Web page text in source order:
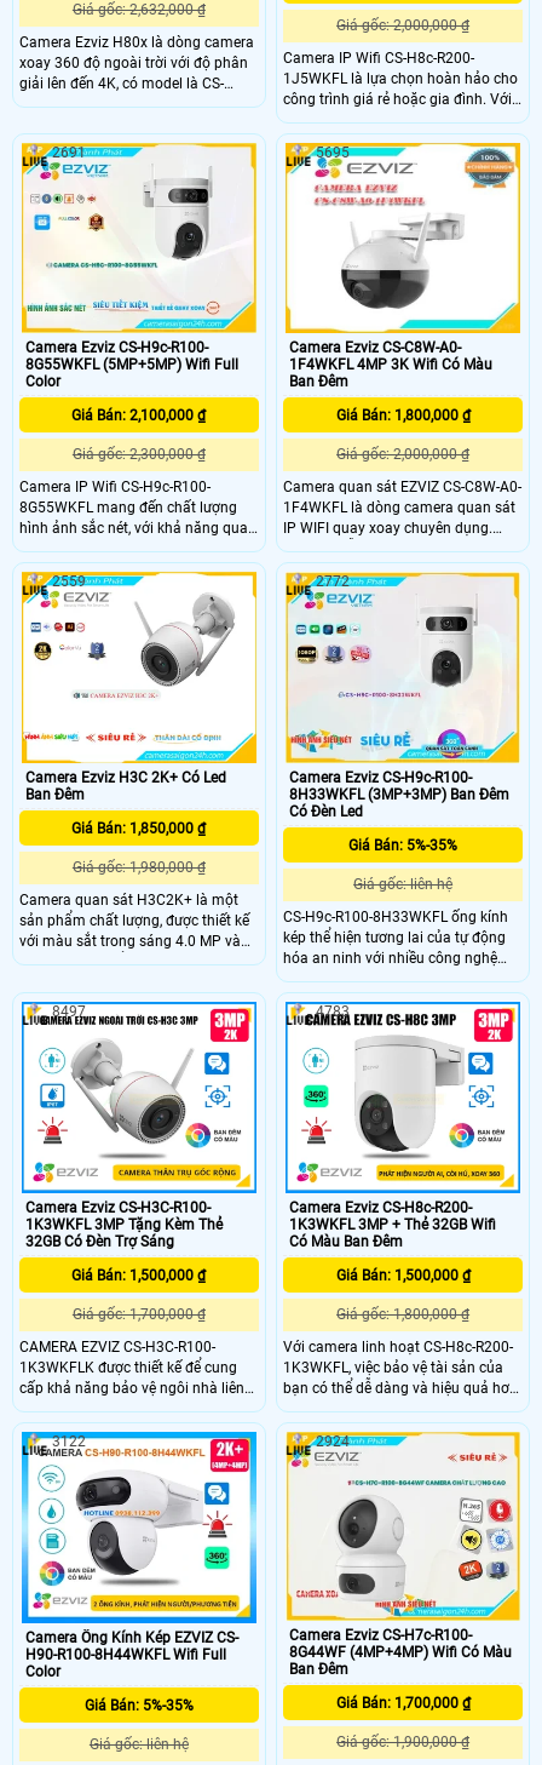
Giá gốc: 2,632,000 ₫
Camera Ezviz H80x là dòng camera
xoay 360 độ ngoài trời với độ phân
giải lên đến 4K, có model là CS-
H80x-R100-8G82WKFL. Được thiết
trong điều kiện ánh sáng cực yếu
hoặc tối hoàn toàn. Với khả năng
quay đêm siêu nhạy sáng và khẩu
độ F1
Giá gốc: 2,000,000 ₫
Camera IP Wifi CS-H8c-R200-
1J5WKFL là lựa chọn hoàn hảo cho
công trình giá rẻ hoặc gia đình. Với
độ phân giải sắc nét lên đến 5.0
megapixel, bạn sẽ có cơ hội quan
sát mọi chi tiết một cách rõ ràng.
Đặc biệt, tính năng Full Color cho
phép xem ban đêm như ban ngày
trong khoảng cách 20m, tiết kiệm và
thuận tiện hơn
Camera Ezviz CS-H9c-R100-
8G55WKFL (5MP+5MP) Wifi Full
Color
Giá Bán: 2,100,000 ₫
Giá gốc: 2,300,000 ₫
Camera IP Wifi CS-H9c-R100-
8G55WKFL mang đến chất lượng
hình ảnh sắc nét, với khả năng quan
sát ban đêm full color tới 30m,
giống như ban ngày.Sử dụng công
nghệ IP Wifi, không ảnh hưởng đến
chất lượng hình ảnh. Trang bị cân
bằng ánh sáng BLC, giúp cho hình
ảnh luôn sáng rõ dù ở bất kỳ điều
2691
Camera Ezviz CS-C8W-A0-
1F4WKFL 4MP 3K Wifi Có Màu
Ban Đêm
Giá Bán: 1,800,000 ₫
Giá gốc: 2,000,000 ₫
Camera quan sát EZVIZ CS-C8W-A0-
1F4WKFL là dòng camera quan sát
IP WIFI quay xoay chuyên dụng.
Camera hỗ trợ dộ phâm giải 4.0
Megapixel(2K+). Camera hỗ trợ
giám sát an ninh có màu ban đêm
24/24 đem lại tầm nhìn rõ ràng
5695
Camera Ezviz H3C 2K+ Có Led
Ban Đêm
Giá Bán: 1,850,000 ₫
Giá gốc: 1,980,000 ₫
Camera quan sát H3C2K+ là một
sản phẩm chất lượng, được thiết kế
với màu sắt trong sáng 4.0 MP và
có khả năng hiển thị màu sắc ban
Với khả năng chiếu sáng như ban
ngày, camera này rất phù hợp để lắp
đặt trong nhà xưởng
2559
Camera Ezviz CS-H9c-R100-
8H33WKFL (3MP+3MP) Ban Đêm
Có Đèn Led
Giá Bán: 5%-35%
Giá gốc: liên hệ
CS-H9c-R100-8H33WKFL ống kính
kép thể hiện tương lai của tự động
hóa an ninh với nhiều công nghệ
độc đáo. Hai camera của CS-H9c-
R100-8H33WKFL hoạt động liên kết
với nhau để bảo vệ các khu vực rộng
lớn, và đạt được hiệu quả tương
đương với hệ thống nhiều camera.
2772
Camera Ezviz CS-H3C-R100-
1K3WKFL 3MP Tặng Kèm Thẻ
32GB Có Đèn Trợ Sáng
Giá Bán: 1,500,000 ₫
Giá gốc: 1,700,000 ₫
CAMERA EZVIZ CS-H3C-R100-
1K3WKFLK được thiết kế để cung
cấp khả năng bảo vệ ngôi nhà liên
tục 24/7 theo cách thông minh.
Hoạt động như một người bảo vệ
ngoài trời cho hầu hết các ngôi nhà,
máy ảnh này hiển thị video 2K siêu
sắc nét và tầm nhìn ban đêm đầy
màu sắc, đồng thời đủ thông minh
để phát hiện các hoạt động của con
người và cung cấp khả năng phòng
thủ chủ động
8497
Camera Ezviz CS-H8c-R200-
1K3WKFL 3MP + Thẻ 32GB Wifi
Có Màu Ban Đêm
Giá Bán: 1,500,000 ₫
Giá gốc: 1,800,000 ₫
Với camera linh hoạt CS-H8c-R200-
1K3WKFL, việc bảo vệ tài sản của
bạn có thể dễ dàng và hiệu quả hơn
bao giờ hết. Từ ban ngày đến ban
đêm, bạn có thể tận hưởng góc nhìn
rõ ràng và toàn diện của không gian
ngoại vi của mình - cho dù đó là nhà
của bạn hay doanh nghiệp của bạn
- với hình ảnh 2K và phạm vi 360°
4783
Camera Ống Kính Kép EZVIZ CS-
H90-R100-8H44WKFL Wifi Full
Color
Giá Bán: 5%-35%
Giá gốc: liên hệ
3122
Camera Ezviz CS-H7c-R100-
8G44WF (4MP+4MP) Wifi Có Màu
Ban Đêm
Giá Bán: 1,700,000 ₫
Giá gốc: 1,900,000 ₫
2924